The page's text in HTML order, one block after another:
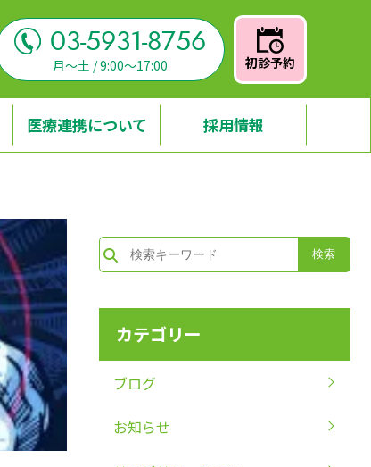
03-5931-8756
月～土 / 9:00～17:00 初診予約
医療連携について 採用情報
カテゴリー
ブログ
お知らせ